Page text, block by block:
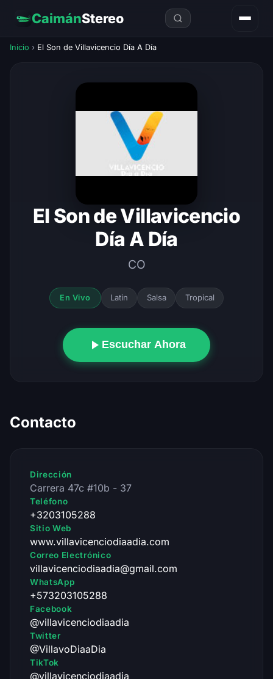
CaimánStereo
Inicio › El Son de Villavicencio Día A Día
El Son de Villavicencio
Día A Día
CO
En Vivo Latin Salsa Tropical
Escuchar Ahora
Contacto
Dirección
Carrera 47c #10b - 37
Teléfono
+3203105288
Sitio Web
www.villavicenciodiaadia.com
Correo Electrónico
villavicenciodiaadia@gmail.com
WhatsApp
+573203105288
Facebook
@villavicenciodiaadia
Twitter
@VillavoDiaaDia
TikTok
@villavicenciodiaadia